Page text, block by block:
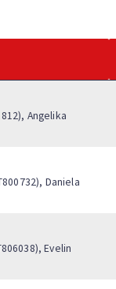
Angelika
Daniela
Evelin